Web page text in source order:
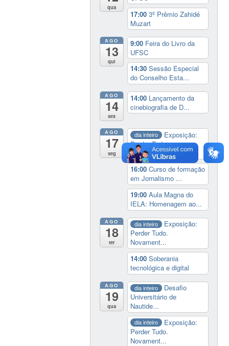
qua
17:003º Prêmio Zahidé
Muzart
AGO
13
qui
9:00 Feira do Livro da
UFSC
14:30Sessão Especial
do Conselho Esta...
AGO
14
sex
14:00 Lançamento da
cinebiografia de D...
AGO
17
seg
dia inteiro
Exposição:
Perder Tudo.
Novament...
16:00Curso de formação
em Jornalismo ...
19:00Aula Magna do
IELA: Homenagem ao...
AGO
18
ter
dia inteiro
Exposição:
Perder Tudo.
Novament...
14:00Soberania
tecnológica e digital
AGO
19
qua
dia inteiro
Desafio
Universitário de
Nautide...
dia inteiro
Exposição:
Perder Tudo.
Novament...